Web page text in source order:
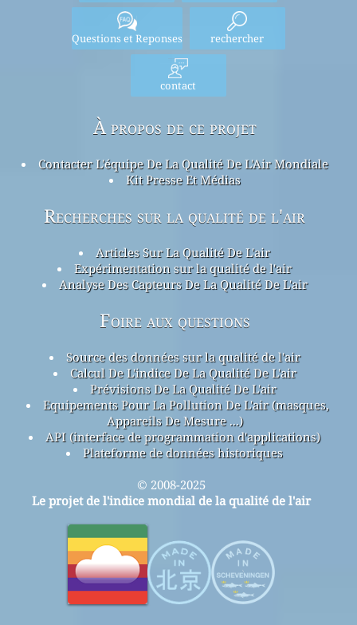
Questions et Reponses rechercher
contact
À propos de ce projet
Contacter L'équipe De La Qualité De L'Air Mondiale
Kit Presse Et Médias
Recherches sur la qualité de l'air
Articles Sur La Qualité De L'air
Expérimentation sur la qualité de l'air
Analyse Des Capteurs De La Qualité De L'air
Foire aux questions
Source des données sur la qualité de l'air
Calcul De L'indice De La Qualité De L'air
Prévisions De La Qualité De L'air
Equipements Pour La Pollution De L'air (masques,
Appareils De Mesure ...)
API (interface de programmation d'applications)
Plateforme de données historiques
© 2008-2025
Le projet de l'indice mondial de la qualité de l'air